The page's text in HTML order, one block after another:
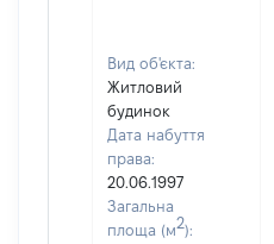
Вид об'єкта:
Житловий
будинок
Дата набуття
права:
20.06.1997
Загальна
площа (м2):